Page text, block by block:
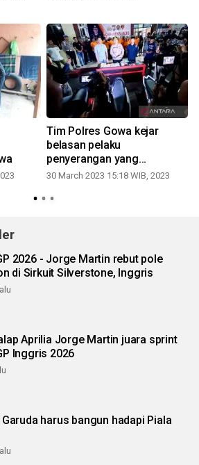
Tim Polres Gowa kejar
belasan pelaku
penyerangan yang
tewaskan warga
30 March 2023 15:18 WIB, 2023
2026 - Jorge Martin rebut pole
position di Sirkuit Silverstone, Inggris
Aprilia Jorge Martin juara sprint
Inggris 2026
harus bangun hadapi Piala